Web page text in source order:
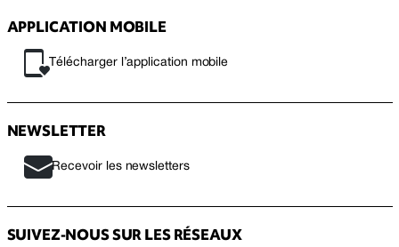
APPLICATION MOBILE
Télécharger l’application mobile
NEWSLETTER
Recevoir les newsletters
SUIVEZ-NOUS SUR LES RÉSEAUX